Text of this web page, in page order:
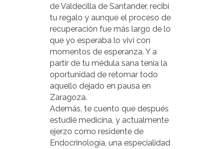
de Valdecilla de Santander, recibí
tu regalo y aunque el proceso de
recuperación fue más largo de lo
que yo esperaba lo viví con
momentos de esperanza. Y a
partir de tu médula sana tenía la
oportunidad de retomar todo
aquello dejado en pausa en
Zaragoza.
Además, te cuento que después
estudié medicina, y actualmente
ejerzo como residente de
Endocrinología, una especialidad